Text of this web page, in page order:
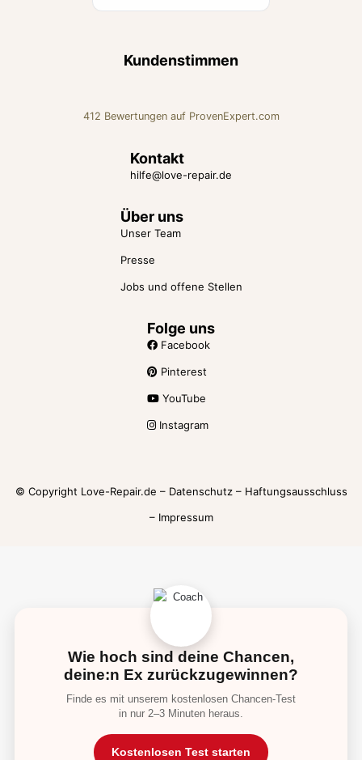
Kundenstimmen
Love Repair Beratung für Liebe
412 Bewertungen auf ProvenExpert.com
Kontakt
hilfe@love-repair.de
Über uns
Unser Team
Presse
Jobs und offene Stellen
Folge uns
Facebook
Pinterest
YouTube
Instagram
© Copyright Love-Repair.de – Datenschutz– Haftungsausschluss
– Impressum
Wie hoch sind deine Chancen,
deine:n Ex zurückzugewinnen?
Finde es mit unserem kostenlosen Chancen-Test
in nur 2–3 Minuten heraus.
Kostenlosen Test starten